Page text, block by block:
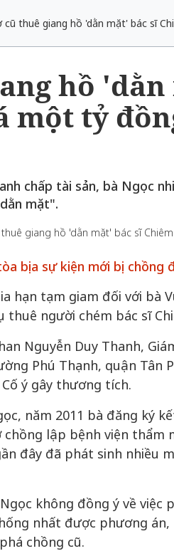
cũ thuê giang hồ 'dằn mặt' bác sĩ
hồ
một tỷ
chấp tài sản, bà Ngọc
mặt".
bịa sự kiện mới bị chồng
hạn tạm giam đối với bà
người chém bác sĩ
Nguyễn Duy Thanh,
Phú Thạnh, quận Tân
ý gây thương tích.
năm 2011 bà đăng ký
chồng lập bệnh viện thẩm
đây đã phát sinh nhiều
không đồng ý về việc
nhất được phương
chồng cũ.
Khách đến chơi nhà